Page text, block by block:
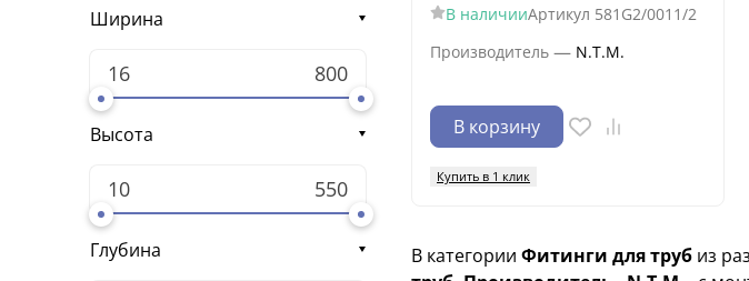
Navien
Oventrop
S.A.V.
Valtec
Viega
Джилекс
Ширина
Высота
Глубина
В наличииАртикул 581G2/0011/2
Производитель — N.T.M.
В корзину
Купить в 1 клик
В категории Фитинги для труб из